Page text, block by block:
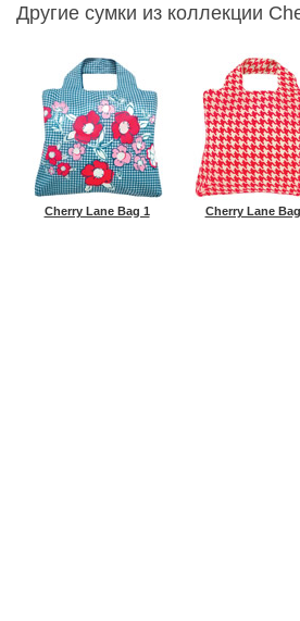
Другие сумки из коллекции
Cherry Lane Bag 1 Cherry Lane